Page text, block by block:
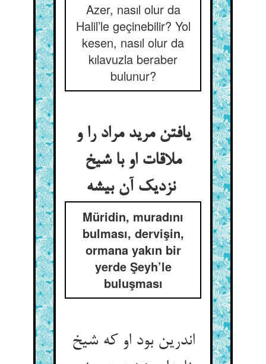
Azer, nasıl olur da
Halil’le geçinebilir? Yol
kesen, nasıl olur da
kılavuzla beraber
bulunur?
یافتن مرید مراد را و
ملاقات او با شیخ
نزدیک آن بیشه
Müridin, muradını
bulması, dervişin,
ormana yakın bir
yerde Şeyh’le
buluşması
اندرین بود او که شیخ